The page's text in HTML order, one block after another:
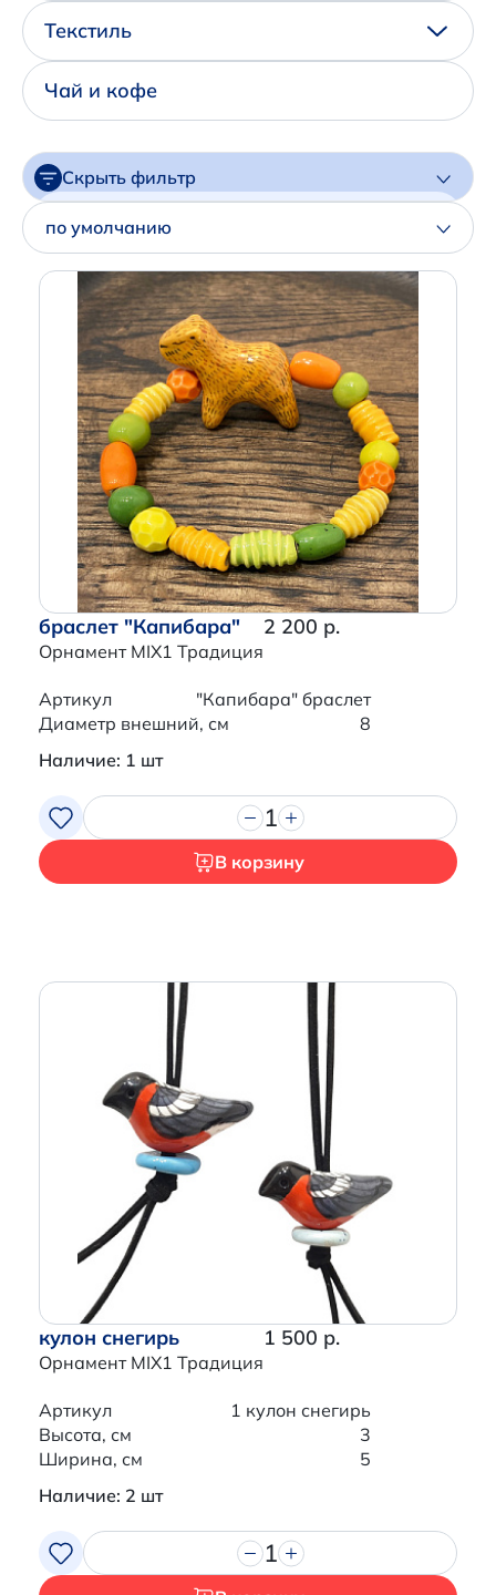
Написать нам в Телеграм
+7 (925) 294-91-85
,
+7 (926) 702-09-76
Текстиль
Чай и кофе
Скрыть фильтр
Артикул
Производитель
по умолчанию
браслет "Капибара"
Орнамент MIX1 Традиция
2 200 р.
Артикул
"Капибара" браслет
Диаметр внешний, см
8
Наличие: 1 шт
1
В корзину
кулон снегирь
Орнамент MIX1 Традиция
1 500 р.
Артикул
1 кулон снегирь
Высота, см
3
Ширина, см
5
Наличие: 2 шт
1